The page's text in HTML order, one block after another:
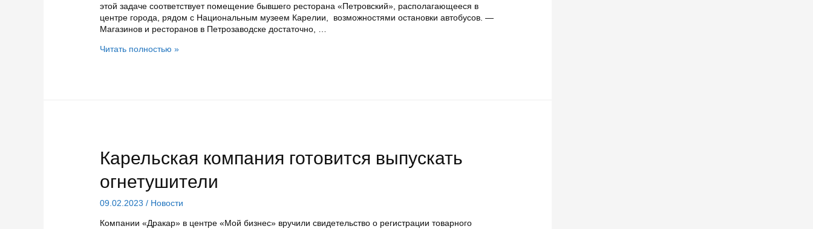
этой задаче соответствует помещение бывшего ресторана «Петровский», располагающееся в
центре города, рядом с Национальным музеем Карелии, возможностями остановки автобусов. —
Магазинов и ресторанов в Петрозаводске достаточно, …
В
культурное
пространство
Читать полностью »
Карельская компания готовится выпускать
огнетушители
09.02.2023 / Новости
Компании «Дракар» в центре «Мой бизнес» вручили свидетельство о регистрации товарного